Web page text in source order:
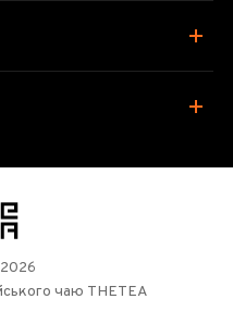
чаю THETEA